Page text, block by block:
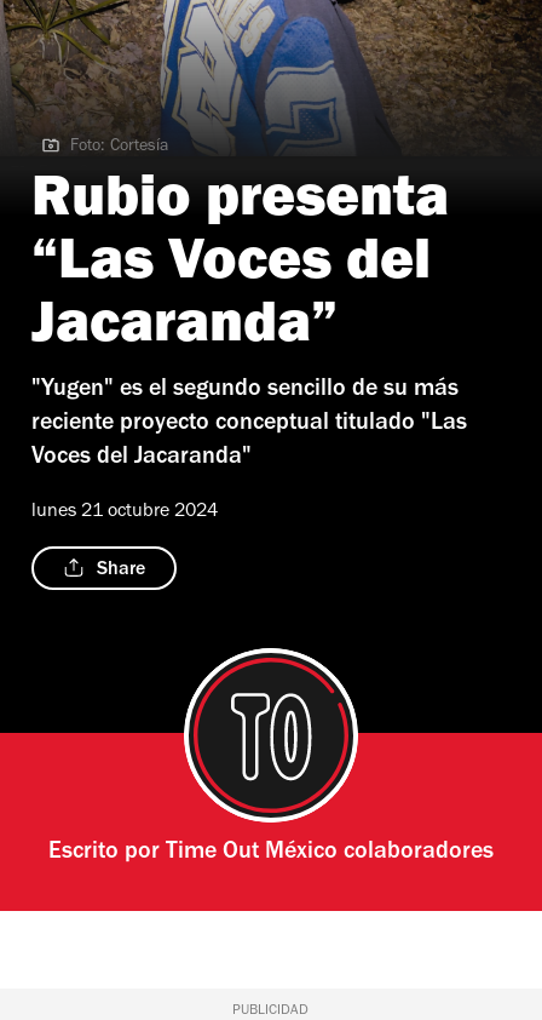
Foto: Cortesía
Foto: Cortesía
Rubio presenta
“Las Voces del
Jacaranda”
"Yugen" es el segundo sencillo de su más
reciente proyecto conceptual titulado "Las
Voces del Jacaranda"
lunes 21 octubre 2024
Share
Escrito por Time Out México colaboradores
PUBLICIDAD